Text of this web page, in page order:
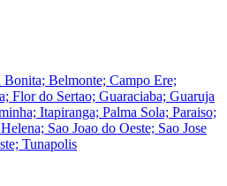
Belmonte; Campo Ere;
Flor do Sertao; Guaraciaba; Guaruja
Itapiranga; Palma Sola; Paraiso;
Sao Joao do Oeste; Sao Jose
Tunapolis